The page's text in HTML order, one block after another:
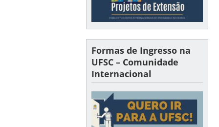
Formas de Ingresso na
UFSC – Comunidade
Internacional